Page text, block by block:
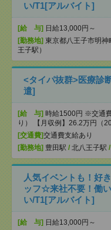
い/T1[アルバイト]
[給 与] 日給13,000円～
[勤務地] 東京都八王子市明
王子駅）
<タイパ抜群>医療診
遣]
[給 与] 時給1500円 ※交通
り） 【月収例】26.2万円（
[交通費]交通費支給あり
[勤務地] 豊田駅 / 北八王子駅 /
人気イベントも！好
ッフ☆来社不要！働
い/T1[アルバイト]
[給 与] 日給13,000円～